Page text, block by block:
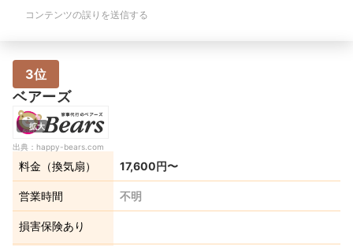
コンテンツの誤りを送信する
3位
ベアーズ
拡大
出典： happy-bears.com
料金（換気扇） 17,600円〜
営業時間 不明
損害保険あり